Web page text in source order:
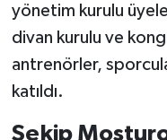
yönetim kurulu
divan kurulu ve
antrenörler,
katıldı.
Şekip